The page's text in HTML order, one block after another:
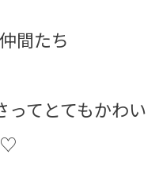
間たち
ってとてもかわい
♡